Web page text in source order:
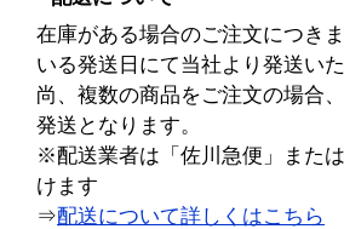
在庫がある場合のご注文につき
いる発送日にて当社より発送い
尚、複数の商品をご注文の場合
発送となります。
※配送業者は「佐川急便」また
けます
⇒配送について詳しくはこちら